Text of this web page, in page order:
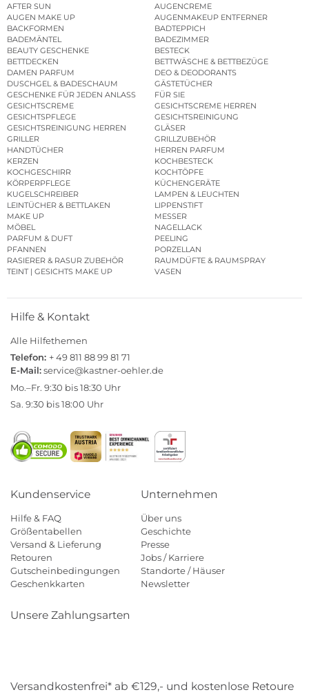
AFTER SUN
AUGENCREME
AUGEN MAKE UP
AUGENMAKEUP ENTFERNER
BACKFORMEN
BADTEPPICH
BADEMÄNTEL
BADEZIMMER
BEAUTY GESCHENKE
BESTECK
BETTDECKEN
BETTWÄSCHE & BETTBEZÜGE
DAMEN PARFUM
DEO & DEODORANTS
DUSCHGEL & BADESCHAUM
GÄSTETÜCHER
GESCHENKE FÜR JEDEN ANLASS
FÜR SIE
GESICHTSCREME
GESICHTSCREME HERREN
GESICHTSPFLEGE
GESICHTSREINIGUNG
GESICHTSREINIGUNG HERREN
GLÄSER
GRILLER
GRILLZUBEHÖR
HANDTÜCHER
HERREN PARFUM
KERZEN
KOCHBESTECK
KOCHGESCHIRR
KOCHTÖPFE
KÖRPERPFLEGE
KÜCHENGERÄTE
KUGELSCHREIBER
LAMPEN & LEUCHTEN
LEINTÜCHER & BETTLAKEN
LIPPENSTIFT
MAKE UP
MESSER
MÖBEL
NAGELLACK
PARFUM & DUFT
PEELING
PFANNEN
PORZELLAN
RASIERER & RASUR ZUBEHÖR
RAUMDÜFTE & RAUMSPRAY
TEINT | GESICHTS MAKE UP
VASEN
Hilfe & Kontakt
Alle Hilfethemen
Telefon: + 49 811 88 99 81 71
E-Mail:service@kastner-oehler.de
Mo.–Fr. 9:30 bis 18:30 Uhr
Sa. 9:30 bis 18:00 Uhr
Kundenservice
Hilfe & FAQ
Größentabellen
Versand & Lieferung
Retouren
Gutscheinbedingungen
Geschenkkarten
Unternehmen
Über uns
Geschichte
Presse
Jobs / Karriere
Standorte / Häuser
Newsletter
Unsere Zahlungsarten
Versandkostenfrei* ab €129,- und kostenlose Retoure